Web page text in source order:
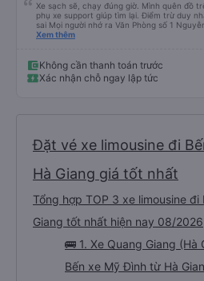
Xe sạch sẽ, chạy đúng giờ. Mình quên đồ trên xe, được các anh tài xế và
phụ xe support giúp tìm lại. Điểm trừ duy nhất là số tài xế update trên web bị
sai Mọi người nhớ ra Văn Phòng số 1
Mỹ Đình nhé.
Xem thêm
Không cần thanh toán trước
Xác nhận chỗ ngay lập tức
Đặt vé xe limousine đi
Hà Giang giá tốt nhất
Tổng hợp TOP 3 xe limousine
Giang tốt nhất hiện nay 08/2026
🚌 1. Xe Quang Giang (Hà
Bến xe Mỹ Đình từ Hà